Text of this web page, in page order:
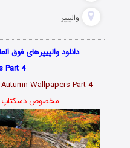
والپیپر
Part 4
Autumn Wallpapers Part 4 گلچین تصاویر پس زمینه از پاییز
مخصوص دسکتاپ